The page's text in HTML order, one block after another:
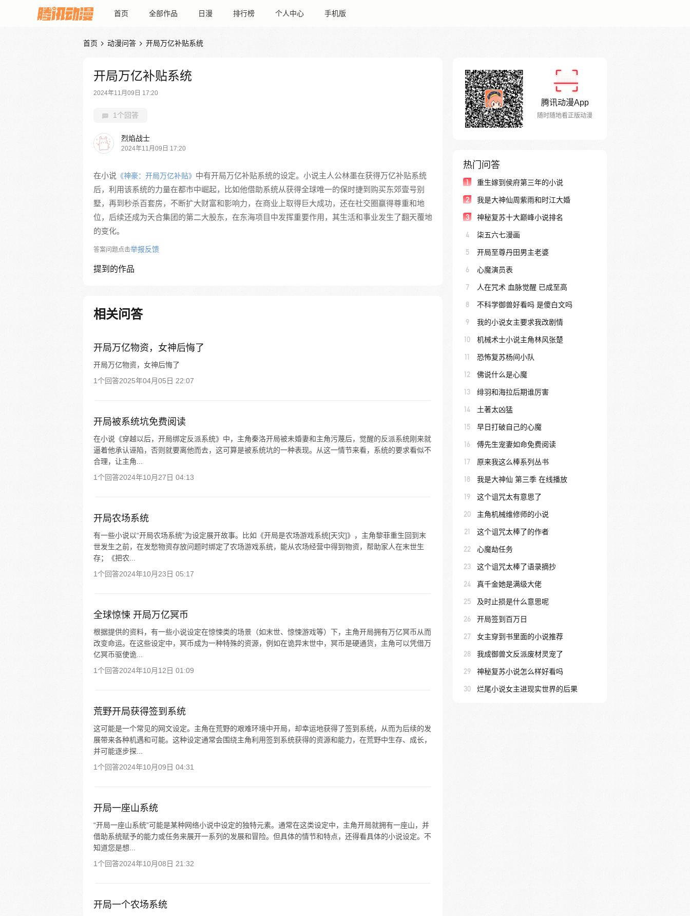
首页 全部作品 日漫 排行榜 个人中心 手机版
首页  动漫问答  开局万亿补贴系统
开局万亿补贴系统
2024年11月09日 17:20
1个回答
烈焰战士
2024年11月09日 17:20
在小说 《神豪：开局万亿补贴》 中有开局万亿补贴系统的设定。小说主人公林墨在获得万亿补贴系统
后，利用该系统的力量在都市中崛起，比如他借助系统从获得全球唯一的保时捷到购买东郊壹号别
墅，再到秒杀百套房，不断扩大财富和影响力，在商业上取得巨大成功，还在社交圈赢得尊重和地
位，后续还成为天合集团的第二大股东，在东海项目中发挥重要作用，其生活和事业发生了翻天覆地
的变化。
答案问题点击举报反馈
提到的作品
相关问答
开局万亿物资，女神后悔了
开局万亿物资，女神后悔了
1个回答2025年04月05日 22:07
开局被系统坑免费阅读
在小说《穿越以后，开局绑定反派系统》中，主角秦洛开局被未婚妻和主角污蔑后，觉醒的反派系统刚来就
逼着他承认诬陷，否则就要离他而去，这可算是被系统坑的一种表现。从这一情节来看，系统的要求看似不
合理，让主角...
1个回答2024年10月27日 04:13
开局农场系统
有一些小说以“开局农场系统”为设定展开故事。比如《开局是农场游戏系统[天灾]》，主角黎菲重生回到末
世发生之前，在发愁物资存放问题时绑定了农场游戏系统，能从农场经营中得到物资，帮助家人在末世生
存；《把农...
1个回答2024年10月23日 05:17
全球惊悚 开局万亿冥币
根据提供的资料，有一些小说设定在惊悚类的场景（如末世、惊悚游戏等）下，主角开局拥有万亿冥币从而
改变命运。在这些设定中，冥币成为一种特殊的资源，例如在诡异末世中，冥币是硬通货，主角可以凭借万
亿冥币驱使诡...
1个回答2024年10月12日 01:09
荒野开局获得签到系统
这可能是一个常见的网文设定。主角在荒野的艰难环境中开局，却幸运地获得了签到系统，从而为后续的发
展带来各种机遇和可能。这种设定通常会围绕主角利用签到系统获得的资源和能力，在荒野中生存、成长，
并可能逐步探...
1个回答2024年10月09日 04:31
开局一座山系统
“开局一座山系统”可能是某种网络小说中设定的独特元素。通常在这类设定中，主角开局就拥有一座山，并
借助系统赋予的能力或任务来展开一系列的发展和冒险。但具体的情节和特点，还得看具体的小说设定。不
知道您是想...
1个回答2024年10月08日 21:32
开局一个农场系统
腾讯动漫App
随时随地看正版动漫
热门问答
1 重生嫁到侯府第三年的小说
2 我是大神仙周紫雨和时江大婚
3 神秘复苏十大巅峰小说排名
4 柒五六七漫画
5 开局至尊丹田男主老婆
6 心魔演员表
7 人在咒术 血脉觉醒 已成至高
8 不科学御兽好看吗 是傻白文吗
9 我的小说女主要求我改剧情
10 机械术士小说主角林风张楚
11 恐怖复苏杨间小队
12 佛说什么是心魔
13 绯羽和海拉后期谁厉害
14 土著太凶猛
15 早日打破自己的心魔
16 傅先生宠妻如命免费阅读
17 原来我这么棒系列丛书
18 我是大神仙 第三季 在线播放
19 这个诅咒太有意思了
20 主角机械维修师的小说
21 这个诅咒太棒了的作者
22 心魔劫任务
23 这个诅咒太棒了语录摘抄
24 真千金她是满级大佬
25 及时止损是什么意思呢
26 开局签到百万日
27 女主穿到书里面的小说推荐
28 我成御兽文反派废材灵宠了
29 神秘复苏小说怎么样好看吗
30 烂尾小说女主进现实世界的后果